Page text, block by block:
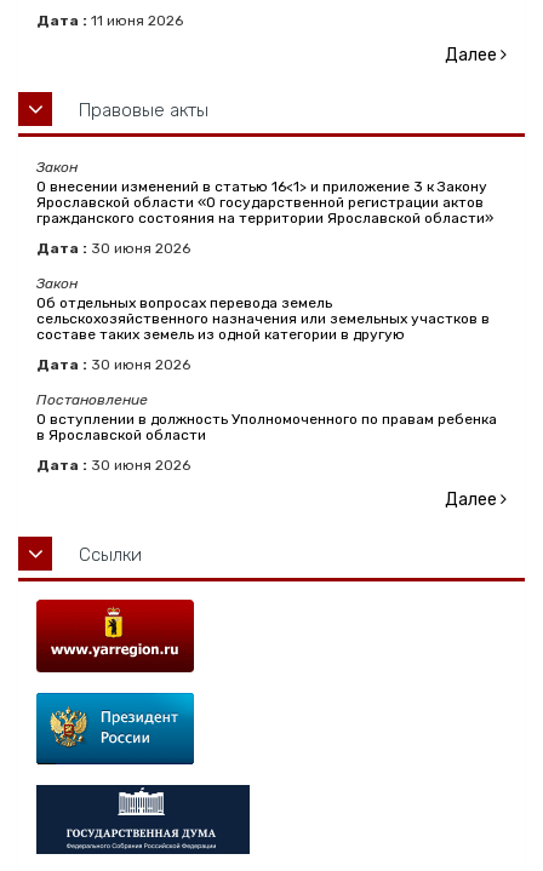
Дата : 11 июня 2026
Далее
Правовые акты
Закон
О внесении изменений в статью 16<1> и приложение 3 к Закону
Ярославской области «О государственной регистрации актов
гражданского состояния на территории Ярославской области»
Дата : 30 июня 2026
Закон
Об отдельных вопросах перевода земель
сельскохозяйственного назначения или земельных участков в
составе таких земель из одной категории в другую
Дата : 30 июня 2026
Постановление
О вступлении в должность Уполномоченного по правам ребенка
в Ярославской области
Дата : 30 июня 2026
Далее
Ссылки